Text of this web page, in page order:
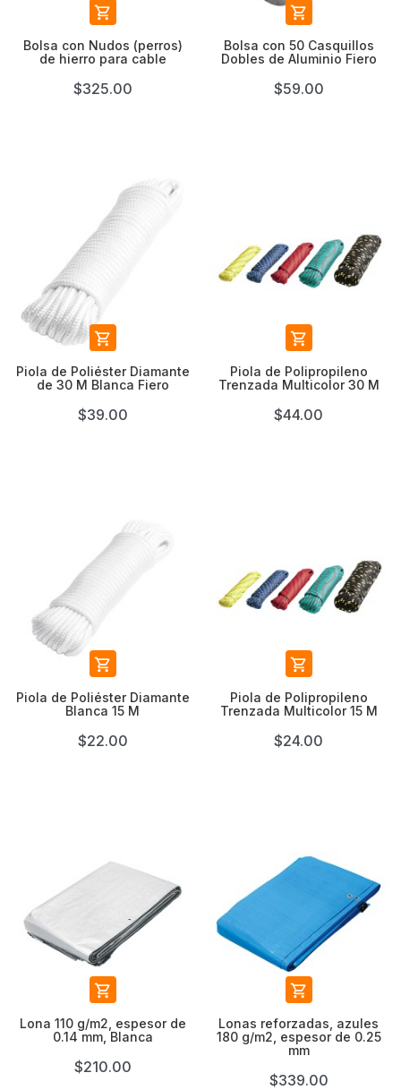

Bolsa con Nudos (perros)
de hierro para cable
$325.00

Bolsa con 50 Casquillos
Dobles de Aluminio Fiero
$59.00

Piola de Poliéster Diamante
de 30 M Blanca Fiero
$39.00

Piola de Polipropileno
Trenzada Multicolor 30 M
$44.00

Piola de Poliéster Diamante
Blanca 15 M
$22.00

Piola de Polipropileno
Trenzada Multicolor 15 M
$24.00

Lona 110 g/m2, espesor de
0.14 mm, Blanca
$210.00

Lonas reforzadas, azules
180 g/m2, espesor de 0.25
mm
$339.00